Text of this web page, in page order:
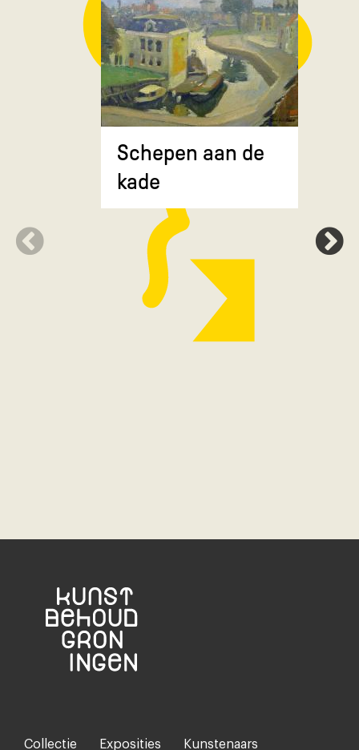
Schepen aan de
kade
Collectie Exposities Kunstenaars